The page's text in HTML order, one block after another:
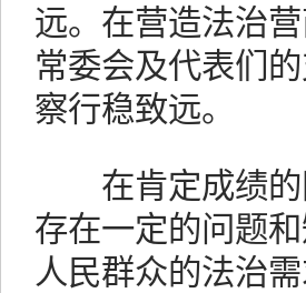
远。在营造法治
常委会及代表们
察行稳致远。
在肯定成绩的
存在一定的问题
人民群众的法治